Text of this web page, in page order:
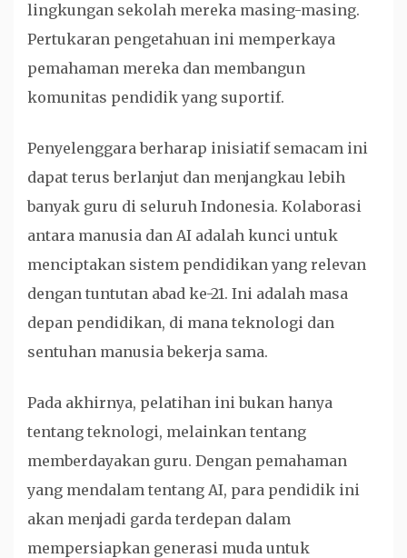
lingkungan sekolah mereka masing-masing.
Pertukaran pengetahuan ini memperkaya
pemahaman mereka dan membangun
komunitas pendidik yang suportif.
Penyelenggara berharap inisiatif semacam ini
dapat terus berlanjut dan menjangkau lebih
banyak guru di seluruh Indonesia. Kolaborasi
antara manusia dan AI adalah kunci untuk
menciptakan sistem pendidikan yang relevan
dengan tuntutan abad ke-21. Ini adalah masa
depan pendidikan, di mana teknologi dan
sentuhan manusia bekerja sama.
Pada akhirnya, pelatihan ini bukan hanya
tentang teknologi, melainkan tentang
memberdayakan guru. Dengan pemahaman
yang mendalam tentang AI, para pendidik ini
akan menjadi garda terdepan dalam
mempersiapkan generasi muda untuk